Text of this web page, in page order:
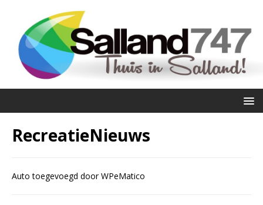
RecreatieNieuws
Auto toegevoegd door WPeMatico